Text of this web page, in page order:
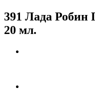
391 Лада Робин
20 мл.